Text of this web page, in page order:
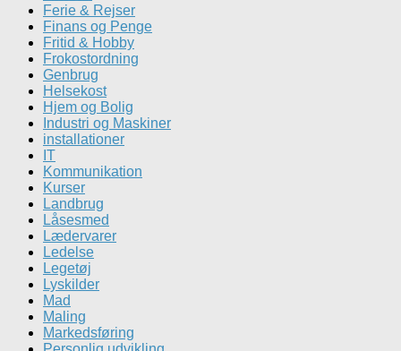
Ferie & Rejser
Finans og Penge
Fritid & Hobby
Frokostordning
Genbrug
Helsekost
Hjem og Bolig
Industri og Maskiner
installationer
IT
Kommunikation
Kurser
Landbrug
Låsesmed
Lædervarer
Ledelse
Legetøj
Lyskilder
Mad
Maling
Markedsføring